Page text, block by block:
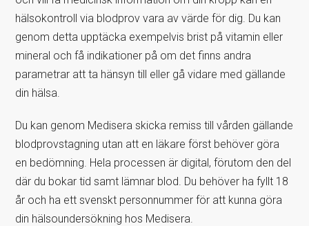
hälsokontroll via blodprov vara av värde för dig. Du kan
genom detta upptäcka exempelvis brist på vitamin eller
mineral och få indikationer på om det finns andra
parametrar att ta hänsyn till eller gå vidare med gällande
din hälsa.
Du kan genom Medisera skicka remiss till vården gällande
blodprovstagning utan att en läkare först behöver göra
en bedömning. Hela processen är digital, förutom den del
där du bokar tid samt lämnar blod. Du behöver ha fyllt 18
år och ha ett svenskt personnummer för att kunna göra
din hälsoundersökning hos Medisera.